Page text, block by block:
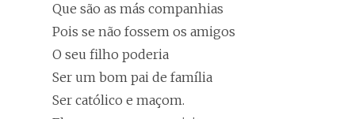
Que são as más companhias
Pois se não fossem os amigos
O seu filho poderia
Ser um bom pai de família
Ser católico e maçom.